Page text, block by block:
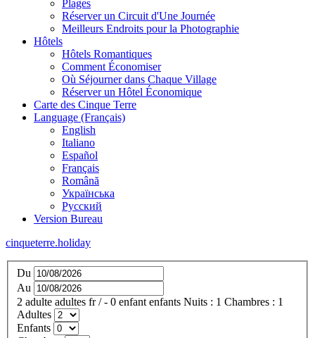
Plages
Réserver un Circuit d'Une Journée
Meilleurs Endroits pour la Photographie
Hôtels
Hôtels Romantiques
Comment Économiser
Où Séjourner dans Chaque Village
Réserver un Hôtel Économique
Carte des Cinque Terre
Language (Français)
English
Italiano
Español
Français
Română
Українська
Русский
Version Bureau
cinqueterre.holiday
Du
Au
2 adulte adultes fr / - 0 enfant enfants Nuits : 1 Chambres : 1
Adultes
Enfants